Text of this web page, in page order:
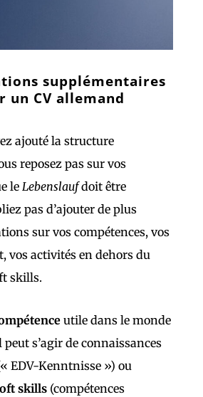
supplémentaires
un CV allemand
ajouté la structure
reposez pas sur vos
le Lebenslaufdoit être
pas d’ajouter de plus
sur vos compétences, vos
vos activités en dehors du
skills.
utile dans le monde
s’agir de connaissances
EDV-Kenntnisse ») ou
skills (compétences